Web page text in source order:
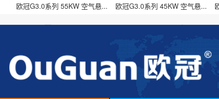
欧冠G3.0系列 55KW 空气悬... 欧冠G3.0系列 45KW 空气悬...